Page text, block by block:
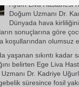
Aydın Liva Hastanesi
Doğum Uzmanı Dr.
Dünyada hava
sonuçlarına göre
koşullarından olumsuz
yaşanan sıkıntı kadar
belirten Ege Liva
Dr. Kadriye
süresince fosil